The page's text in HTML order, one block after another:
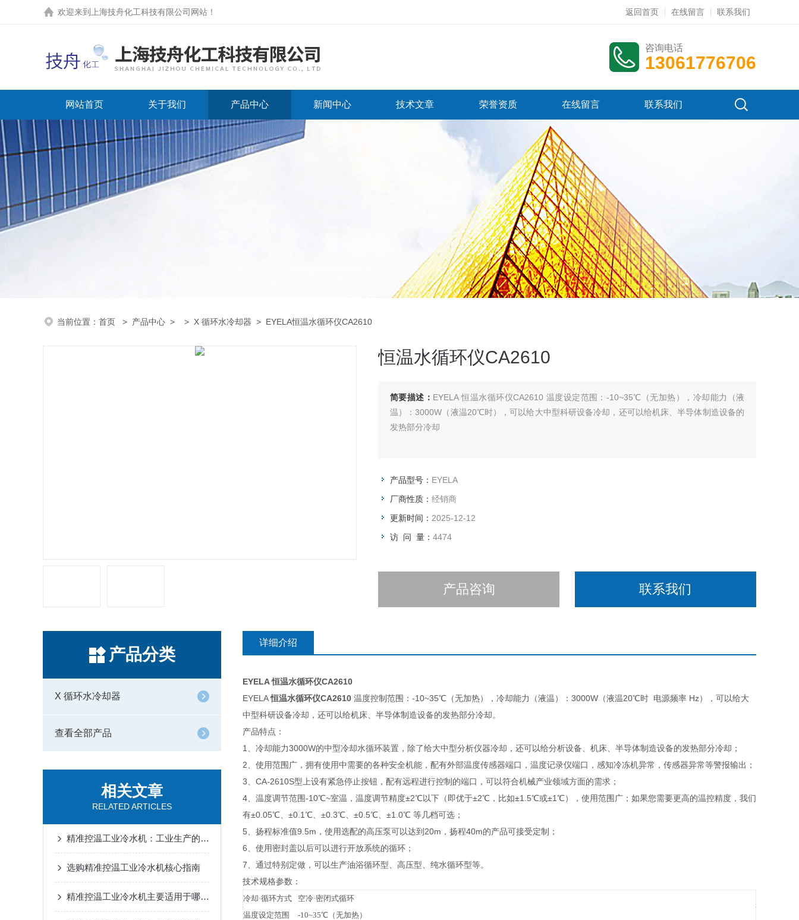
欢迎来到上海技舟化工科技有限公司网站！ 返回首页 在线留言 联系我们
咨询电话
13061776706
网站首页 关于我们 产品中心 新闻中心 技术文章 荣誉资质 在线留言 联系我们
当前位置： 首页 > 产品中心 > > X 循环水冷却器 > EYELA恒温水循环仪CA2610
恒温水循环仪CA2610
简要描述： EYELA 恒温水循环仪CA2610 温度设定范围：-10~35℃（无加热），冷却能力（液
温）：3000W（液温20℃时），可以给大中型科研设备冷却，还可以给机床、半导体制造设备的
发热部分冷却
产品型号： EYELA
厂商性质： 经销商
更新时间： 2025-12-12
访 问 量： 4474
产品咨询 联系我们
产品分类
X 循环水冷却器
查看全部产品
相关文章
RELATED ARTICLES
精准控温工业冷水机：工业生产的温度卫士
选购精准控温工业冷水机核心指南
精准控温工业冷水机主要适用于哪些工业生产领域？
详细介绍
EYELA恒温水循环仪CA2610
EYELA恒温水循环仪CA2610 温度控制范围：-10~35℃（无加热），冷却能力（液温）：3000W（液温20℃时 电源频率 Hz），可以给大
中型科研设备冷却，还可以给机床、半导体制造设备的发热部分冷却。
产品特点：
1、冷却能力3000W的中型冷却水循环装置，除了给大中型分析仪器冷却，还可以给分析设备、机床、半导体制造设备的发热部分冷却；
2、使用范围广，拥有使用中需要的各种安全机能，配有外部温度传感器端口，温度记录仪端口，感知冷冻机异常，传感器异常等警报输出；
3、CA-2610S型上设有紧急停止按钮，配有远程进行控制的端口，可以符合机械产业领域方面的需求；
4、温度调节范围-10℃~室温，温度调节精度±2℃以下（即优于±2℃，比如±1.5℃或±1℃），使用范围广；如果您需要更高的温控精度，我们
有±0.05℃、±0.1℃、±0.3℃、±0.5℃、±1.0℃ 等几档可选；
5、扬程标准值9.5m，使用选配的高压泵可以达到20m，扬程40m的产品可接受定制；
6、使用密封盖以后可以进行开放系统的循环；
7、通过特别定做，可以生产油浴循环型、高压型、纯水循环型等。
技术规格参数：
冷却·循环方式
空冷·密闭式循环
温度设定范围
-10~35℃（无加热）